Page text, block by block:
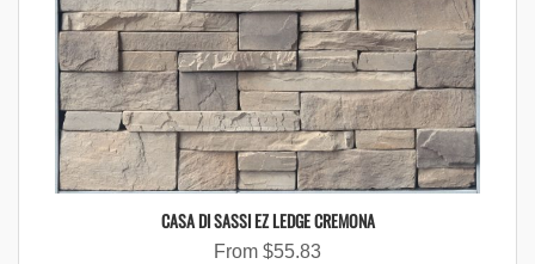
CASA DI SASSI EZ LEDGE CREMONA
From $55.83